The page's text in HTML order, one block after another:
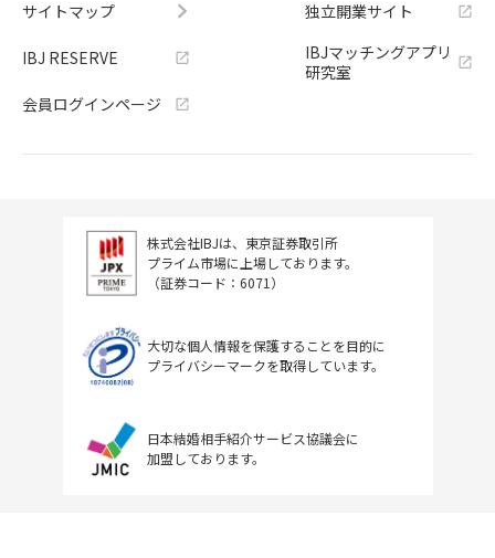
サイトマップ
IBJ RESERVE
会員ログインページ
独立開業サイト
IBJマッチングアプリ
研究室
株式会社IBJは、東京証券取引所
プライム市場に上場しております。
（証券コード：6071）
大切な個人情報を保護することを目的に
プライバシーマークを取得しています。
日本結婚相手紹介サービス協議会に
加盟しております。